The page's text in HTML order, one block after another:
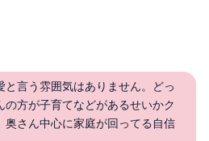
と言う雰囲気はありません。どっ
の方が子育てなどがあるせいかク
奥さん中心に家庭が回ってる自信